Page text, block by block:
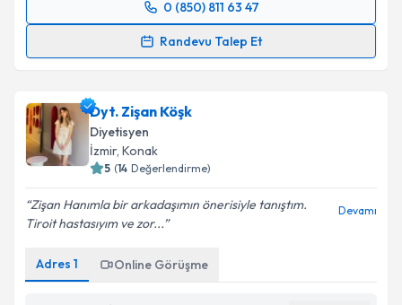
0 (850) 811 63 47
Randevu Talep Et
Randevu Takvimi Talebi
hazırlandığında e-posta ile bilgilendireceğiz.
E-posta Adresiniz
Kişisel verilerimin işlenmesine ilişkin
kapsamda işlenmesini kabul ediyorum.
Dyt. Zişan Köşk
Diyetisyen
İzmir, Konak
5 (14 Değerlendirme)
Zişan Hanımla bir arkadaşımın önerisiyle tanıştım.
Tiroit hastasıyım ve zor...
Devamı
Adres 1 Online Görüşme